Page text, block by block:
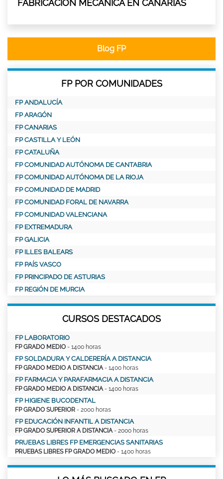
FABRICACIÓN MECÁNICA EN CANARIAS
Blog FP
FP POR COMUNIDADES
FP ANDALUCÍA
FP ARAGÓN
FP CANARIAS
FP CASTILLA Y LEÓN
FP CATALUÑA
FP COMUNIDAD AUTÓNOMA DE CANTABRIA
FP COMUNIDAD AUTÓNOMA DE LA RIOJA
FP COMUNIDAD DE MADRID
FP COMUNIDAD FORAL DE NAVARRA
FP COMUNIDAD VALENCIANA
FP EXTREMADURA
FP GALICIA
FP ILLES BALEARS
FP PAÍS VASCO
FP PRINCIPADO DE ASTURIAS
FP REGIÓN DE MURCIA
CURSOS DESTACADOS
FP LABORATORIO
FP GRADO MEDIO - 1400 horas
FP SOLDADURA Y CALDERERÍA A DISTANCIA
FP GRADO MEDIO A DISTANCIA - 1400 horas
FP FARMACIA Y PARAFARMACIA A DISTANCIA
FP GRADO MEDIO A DISTANCIA - 1400 horas
FP HIGIENE BUCODENTAL
FP GRADO SUPERIOR - 2000 horas
FP EDUCACIÓN INFANTIL A DISTANCIA
FP GRADO SUPERIOR A DISTANCIA - 2000 horas
PRUEBAS LIBRES FP EMERGENCIAS SANITARIAS
PRUEBAS LIBRES FP GRADO MEDIO - 1400 horas